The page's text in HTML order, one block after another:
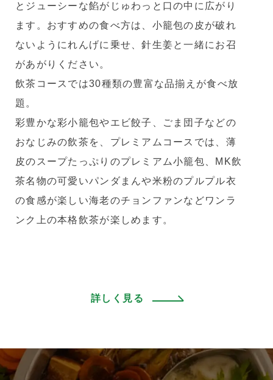
とジューシーな餡がじゅわっと口の中に広がり
ます。おすすめの食べ方は、小籠包の皮が破れ
ないようにれんげに乗せ、針生姜と一緒にお召
があがりください。
飲茶コースでは30種類の豊富な品揃えが食べ放
題。
彩豊かな彩小籠包やエビ餃子、ごま団子などの
おなじみの飲茶を、プレミアムコースでは、薄
皮のスープたっぷりのプレミアム小籠包、MK飲
茶名物の可愛いパンダまんや米粉のプルプル衣
の食感が楽しい海老のチョンファンなどワンラ
ンク上の本格飲茶が楽しめます。
詳しく見る